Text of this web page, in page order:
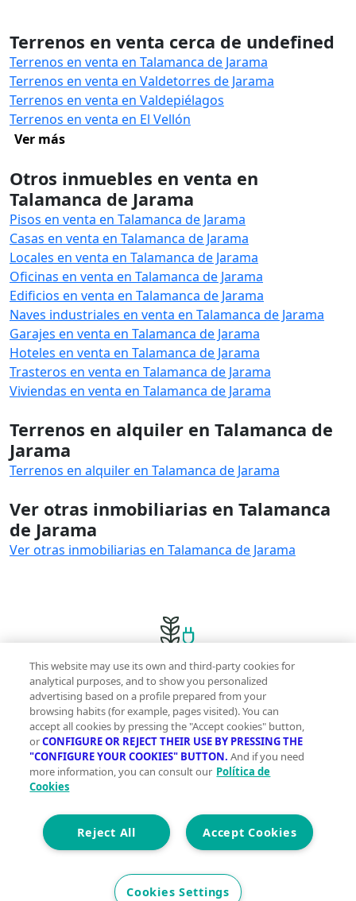
Terrenos en venta cerca de undefined
Terrenos en venta en Talamanca de Jarama
Terrenos en venta en Valdetorres de Jarama
Terrenos en venta en Valdepiélagos
Terrenos en venta en El Vellón
Ver más
Otros inmuebles en venta en
Talamanca de Jarama
Pisos en venta en Talamanca de Jarama
Casas en venta en Talamanca de Jarama
Locales en venta en Talamanca de Jarama
Oficinas en venta en Talamanca de Jarama
Edificios en venta en Talamanca de Jarama
Naves industriales en venta en Talamanca de Jarama
Garajes en venta en Talamanca de Jarama
Hoteles en venta en Talamanca de Jarama
Trasteros en venta en Talamanca de Jarama
Viviendas en venta en Talamanca de Jarama
Terrenos en alquiler en Talamanca de
Jarama
Terrenos en alquiler en Talamanca de Jarama
Ver otras inmobiliarias en Talamanca
de Jarama
Ver otras inmobiliarias en Talamanca de Jarama
Innovación sostenible y gestos sencillos para una
vida más green
Comprometidas con tu presente para que vivas
This website may use its own and third-party cookies for
analytical purposes, and to show you personalized
advertising based on a profile prepared from your
browsing habits (for example, pages visited). You can
accept all cookies by pressing the "Accept cookies" button,
orCONFIGURE OR REJECT THEIR USE BY PRESSING THE
"CONFIGURE YOUR COOKIES" BUTTON. And if you need
more information, you can consult our Política de
Cookies
Accept Cookies
Reject All
Cookies Settings